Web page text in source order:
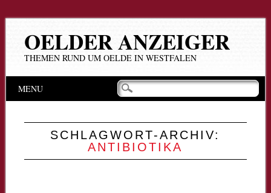
OELDER ANZEIGER
THEMEN RUND UM OELDE IN WESTFALEN
Hauptmenü
Inhalt
MENU
SCHLAGWORT-ARCHIV:
ANTIBIOTIKA